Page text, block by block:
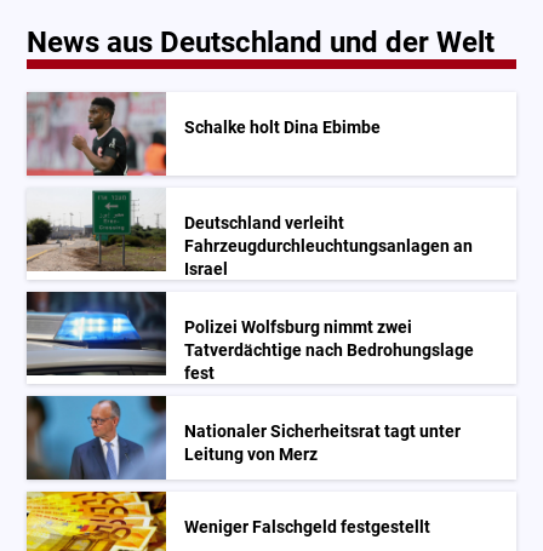
News aus Deutschland und der Welt
Schalke holt Dina Ebimbe
Deutschland verleiht
Fahrzeugdurchleuchtungsanlagen an
Israel
Polizei Wolfsburg nimmt zwei
Tatverdächtige nach Bedrohungslage
fest
Nationaler Sicherheitsrat tagt unter
Leitung von Merz
Weniger Falschgeld festgestellt